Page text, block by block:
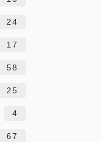
24
17
58
25
4
67